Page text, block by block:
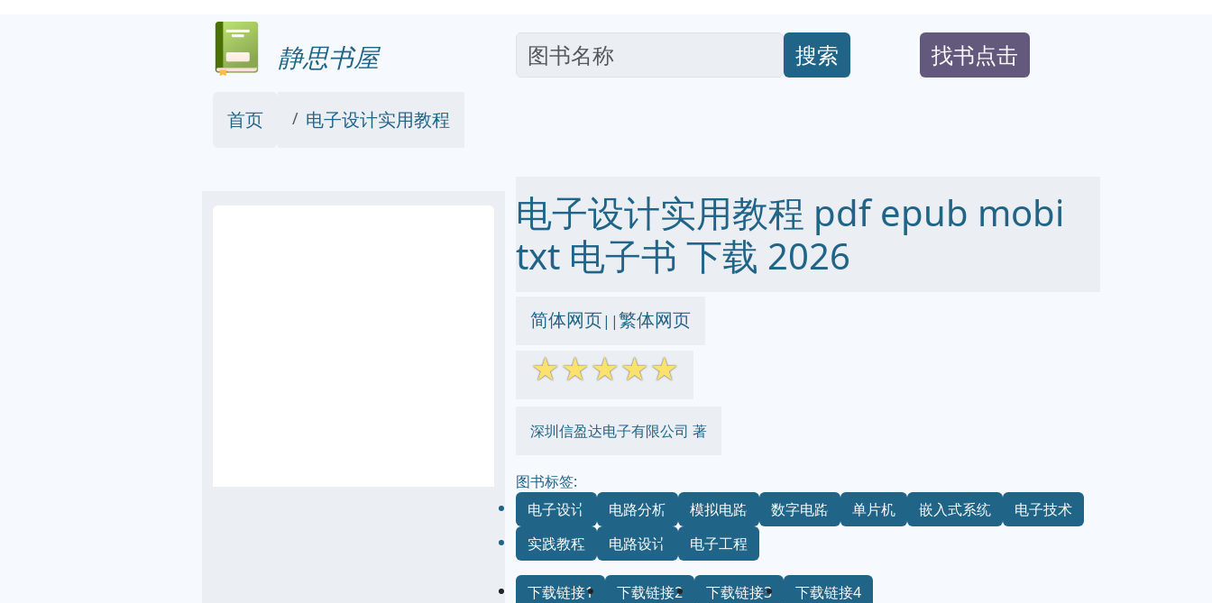
静思书屋 搜索 找书点击
首页 电子设计实用教程
电子设计实用教程 pdf epub mobi
txt 电子书 下载 2026
简体网页||繁体网页
☆☆☆☆☆
深圳信盈达电子有限公司 著
图书标签:
电子设计
电路分析 模拟电路 数字电路 单片机 嵌入式系统
电子技术
实践教程
电路设计 电子工程
下载链接1 下载链接2 下载链接3 下载链接4